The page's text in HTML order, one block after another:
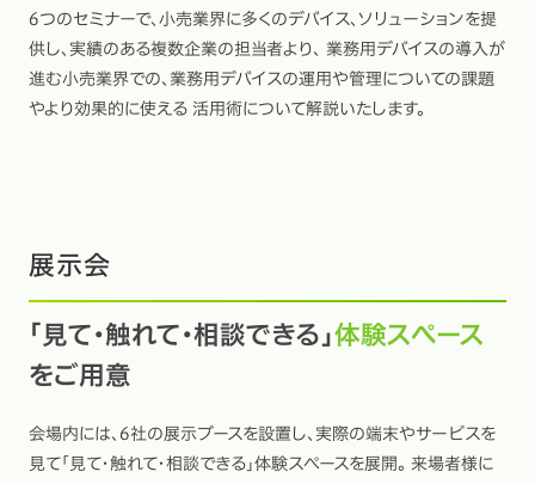
6つのセミナーで、小売業界に多くのデバイス、ソリューションを提
供し、実績のある複数企業の担当者より、 業務用デバイスの導入が
進む小売業界での、業務用デバイスの運用や管理についての課題
やより効果的に使える 活用術について解説いたします。
展示会
「見て・触れて・相談できる」体験スペース
をご用意
会場内には、6社の展示ブースを設置し、実際の端末やサービスを
見て「見て・触れて・相談できる」体験スペースを展開。 来場者様に